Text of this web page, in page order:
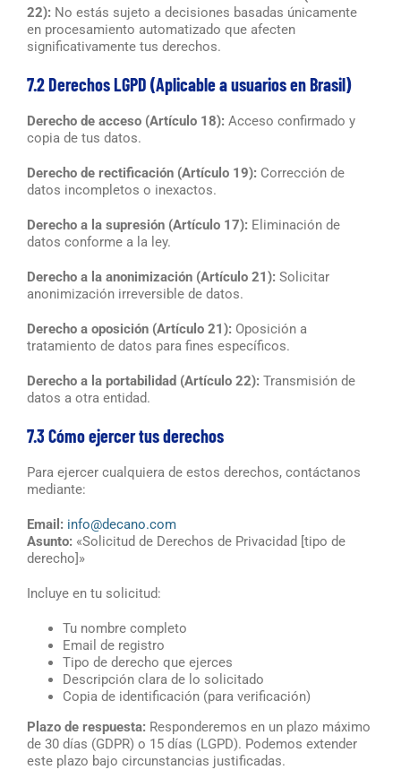
22): No estás sujeto a decisiones basadas únicamente
en procesamiento automatizado que afecten
significativamente tus derechos.
7.2 Derechos LGPD (Aplicable a usuarios en Brasil)
Derecho de acceso (Artículo 18): Acceso confirmado y
copia de tus datos.
Derecho de rectificación (Artículo 19): Corrección de
datos incompletos o inexactos.
Derecho a la supresión (Artículo 17): Eliminación de
datos conforme a la ley.
Derecho a la anonimización (Artículo 21): Solicitar
anonimización irreversible de datos.
Derecho a oposición (Artículo 21): Oposición a
tratamiento de datos para fines específicos.
Derecho a la portabilidad (Artículo 22): Transmisión de
datos a otra entidad.
7.3 Cómo ejercer tus derechos
Para ejercer cualquiera de estos derechos, contáctanos
mediante:
Email: info@decano.com
Asunto: «Solicitud de Derechos de Privacidad [tipo de
derecho]»
Incluye en tu solicitud:
Tu nombre completo
Email de registro
Tipo de derecho que ejerces
Descripción clara de lo solicitado
Copia de identificación (para verificación)
Plazo de respuesta: Responderemos en un plazo máximo
de 30 días (GDPR) o 15 días (LGPD). Podemos extender
este plazo bajo circunstancias justificadas.